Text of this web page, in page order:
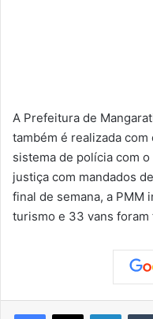
A Prefeitura de
também é realizada
sistema de polícia com
justiça com mandados
final de semana, a PMM
turismo e 33 vans